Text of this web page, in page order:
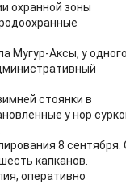
охранной зоны
Мугур-Аксы, у
стоянки в
у нор
8 сентября.
капканов.
оперативно